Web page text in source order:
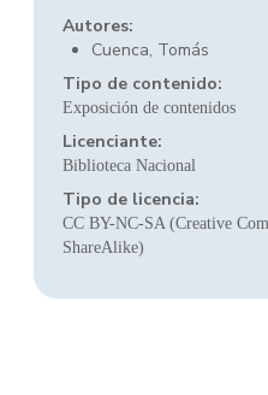
Autores:
Cuenca, Tomás
Tipo de contenido:
Exposición de contenidos
Licenciante:
Biblioteca Nacional
Tipo de licencia:
CC BY-NC-SA (Creative
ShareAlike)